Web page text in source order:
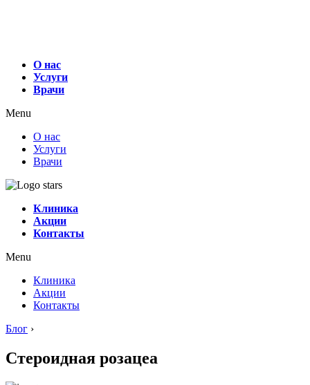
О нас
Услуги
Врачи
Menu
О нас
Услуги
Врачи
Клиника
Акции
Контакты
Menu
Клиника
Акции
Контакты
Блог ›
Стероидная розацеа